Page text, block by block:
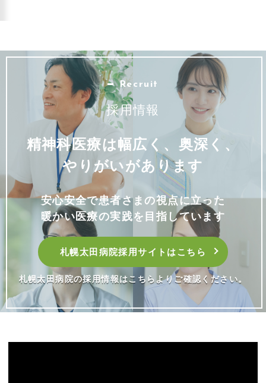
Recruit
採用情報
精神科医療は幅広く、奥深く、
やりがいがあります
安心安全で患者さまの視点に立った
暖かい医療の実践を目指しています
札幌太田病院採用サイトはこちら
札幌太田病院の採用情報はこちらよりご確認ください。